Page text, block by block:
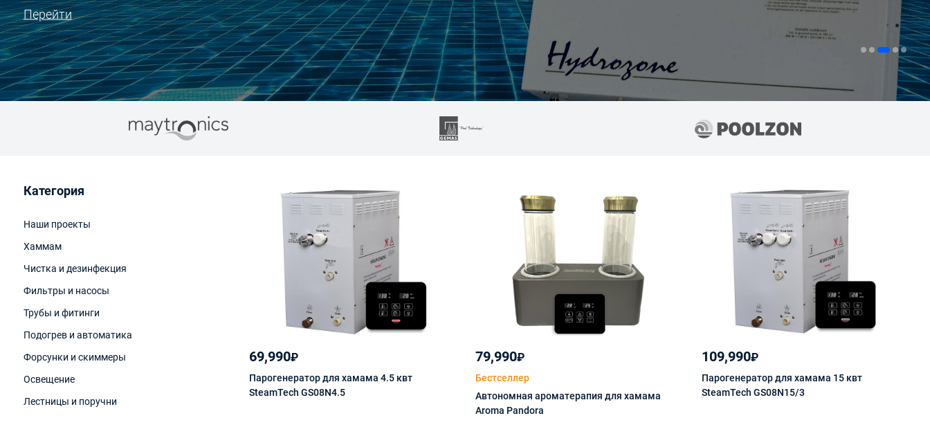
Перейти
Категория
Наши проекты
Хаммам
Чистка и дезинфекция
Фильтры и насосы
Трубы и фитинги
Подогрев и автоматика
Форсунки и скиммеры
Освещение
Лестницы и поручни
69,990₽
Парогенератор для хамама 4.5 квт
SteamTech GS08N4.5
79,990₽
Бестселлер
Автономная ароматерапия для хамама
Aroma Pandora
109,990₽
Парогенератор для хамама 15 квт
SteamTech GS08N15/3